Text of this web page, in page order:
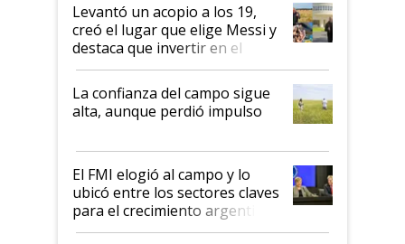
Levantó un acopio a los 19,
creó el lugar que elige Messi y
destaca que invertir en el
kirchnerismo era como "darle
plata a un hijo para droga":
Juan Félix Rossetti, el libertario
que de una dura crisis salió
de Milei
La confianza del campo sigue
alta, aunque perdió impulso
El FMI elogió al campo y lo
ubicó entre los sectores claves
para el crecimiento argentino